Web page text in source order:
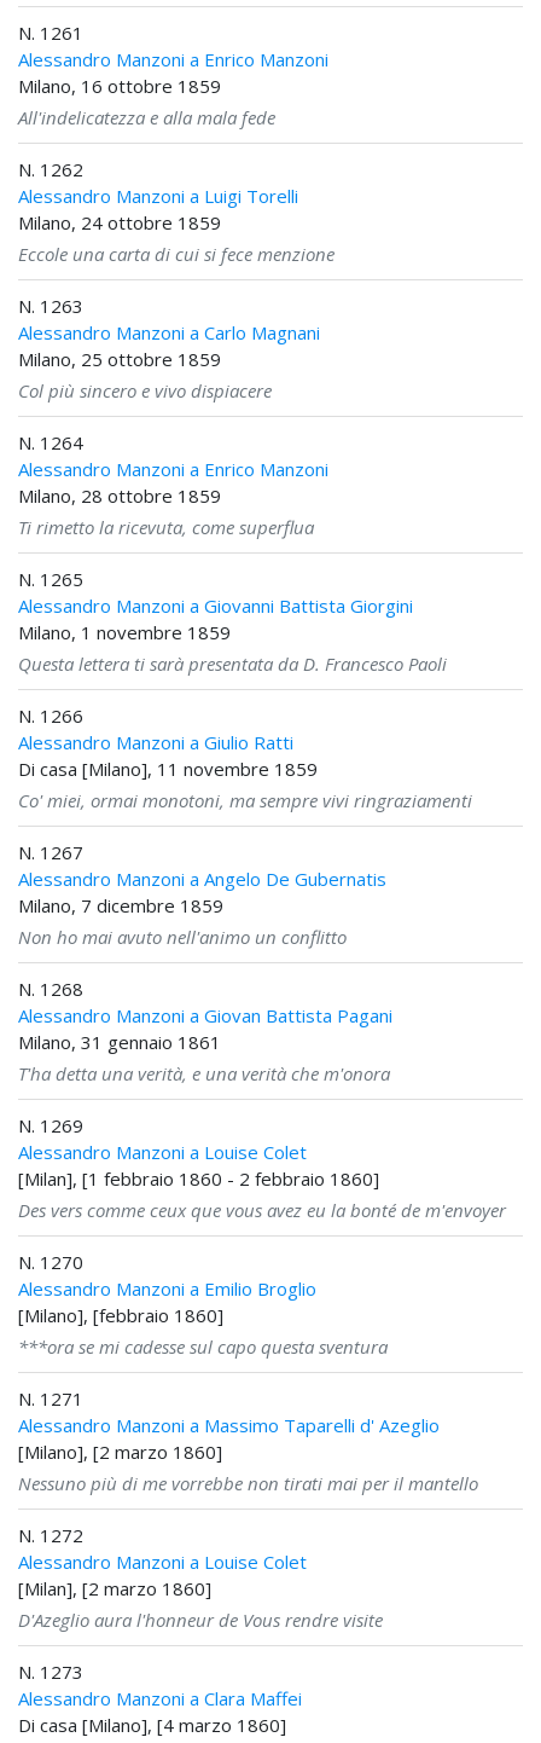
N. 1261
Alessandro Manzoni a Enrico Manzoni
Milano, 16 ottobre 1859
All'indelicatezza e alla mala fede
N. 1262
Alessandro Manzoni a Luigi Torelli
Milano, 24 ottobre 1859
Eccole una carta di cui si fece menzione
N. 1263
Alessandro Manzoni a Carlo Magnani
Milano, 25 ottobre 1859
Col più sincero e vivo dispiacere
N. 1264
Alessandro Manzoni a Enrico Manzoni
Milano, 28 ottobre 1859
Ti rimetto la ricevuta, come superflua
N. 1265
Alessandro Manzoni a Giovanni Battista Giorgini
Milano, 1 novembre 1859
Questa lettera ti sarà presentata da D. Francesco Paoli
N. 1266
Alessandro Manzoni a Giulio Ratti
Di casa [Milano], 11 novembre 1859
Co' miei, ormai monotoni, ma sempre vivi ringraziamenti
N. 1267
Alessandro Manzoni a Angelo De Gubernatis
Milano, 7 dicembre 1859
Non ho mai avuto nell'animo un conflitto
N. 1268
Alessandro Manzoni a Giovan Battista Pagani
Milano, 31 gennaio 1861
T'ha detta una verità, e una verità che m'onora
N. 1269
Alessandro Manzoni a Louise Colet
[Milan], [1 febbraio 1860 - 2 febbraio 1860]
Des vers comme ceux que vous avez eu la bonté de m'envoyer
N. 1270
Alessandro Manzoni a Emilio Broglio
[Milano], [febbraio 1860]
***ora se mi cadesse sul capo questa sventura
N. 1271
Alessandro Manzoni a Massimo Taparelli d' Azeglio
[Milano], [2 marzo 1860]
Nessuno più di me vorrebbe non tirati mai per il mantello
N. 1272
Alessandro Manzoni a Louise Colet
[Milan], [2 marzo 1860]
D'Azeglio aura l'honneur de Vous rendre visite
N. 1273
Alessandro Manzoni a Clara Maffei
Di casa [Milano], [4 marzo 1860]